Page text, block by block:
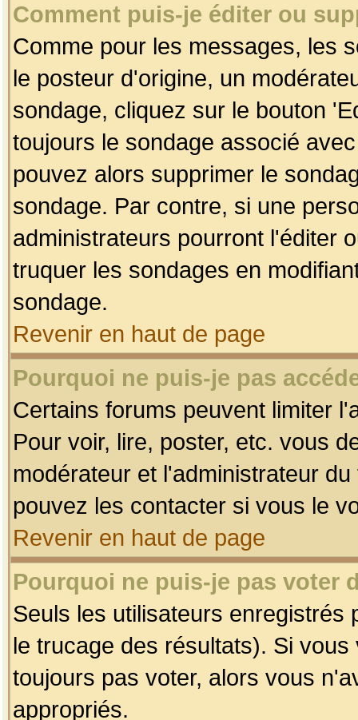
Comment puis-je éditer ou
Comme pour les messages, les
le posteur d'origine, un
sondage, cliquez sur le bouton
toujours le sondage associé
pouvez alors supprimer le
sondage. Par contre, si une
administrateurs pourront l'éditer
truquer les sondages en
sondage.
Revenir en haut de page
Pourquoi ne puis-je pas
Certains forums peuvent limiter
Pour voir, lire, poster, etc. vous
modérateur et l'administrateur
pouvez les contacter si vous le
Revenir en haut de page
Pourquoi ne puis-je pas voter
Seuls les utilisateurs enregistrés
le trucage des résultats). Si
toujours pas voter, alors vous
appropriés.